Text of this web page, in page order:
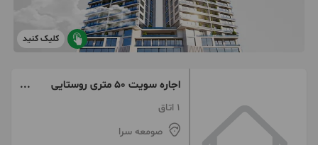
کلیک کنید
اجاره سویت ۵۰ متری روستایی
مبله روزانه1 اتاق
صومعه سرا